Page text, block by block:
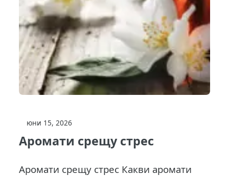
юни 15, 2026
Аромати срещу стрес
Аромати срещу стрес Какви аромати